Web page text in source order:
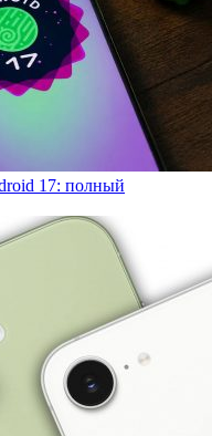
17: полный